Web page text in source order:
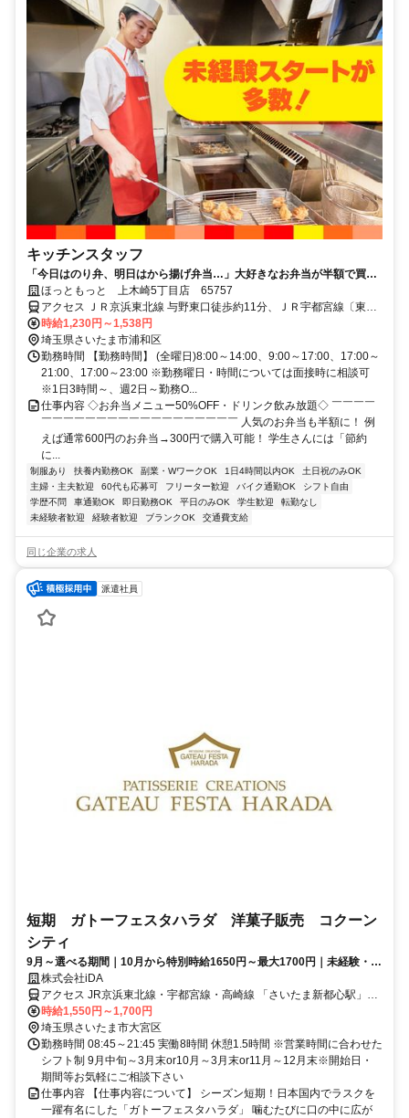
キッチンスタッフ
「今日はのり弁、明日はから揚げ弁当…」大好きなお弁当が半額で買え
るから、今日も働くのが楽しみだ。
ほっともっと 上木崎5丁目店 65757
アクセス ＪＲ京浜東北線 与野東口徒歩約11分、ＪＲ宇都宮線〔東北
本線〕・ＪＲ上野東京ライン さいたま新都心東口徒歩約22分、ＪＲ
京浜東北線 さいたま新都心東口徒歩約22分 JR「与野駅」より徒歩9
分
時給1,230円～1,538円
埼玉県さいたま市浦和区
勤務時間 【勤務時間】 (全曜日)8:00～14:00、9:00～17:00、17:00～
21:00、17:00～23:00 ※勤務曜日・時間については面接時に相談可
※1日3時間～、週2日～勤務O...
仕事内容 ◇お弁当メニュー50%OFF・ドリンク飲み放題◇ ￣￣￣￣
￣￣￣￣￣￣￣￣￣￣￣￣￣￣￣￣￣￣ 人気のお弁当も半額に！ 例
えば通常600円のお弁当→300円で購入可能！ 学生さんには「節約
に...
制服あり 扶養内勤務OK 副業・WワークOK 1日4時間以内OK
土日祝のみOK
主婦・主夫歓迎
60代も応募可 フリーター歓迎 バイク通勤OK
シフト自由
学歴不問
車通勤OK 即日勤務OK 平日のみOK 学生歓迎
転勤なし
未経験者歓迎
経験者歓迎 ブランクOK 交通費支給
同じ企業の求人
派遣社員
短期 ガトーフェスタハラダ 洋菓子販売 コクーン
シティ
9月～選べる期間｜10月から特別時給1650円～最大1700円｜未経験・週
4OK株式会社iDA
アクセス JR京浜東北線・宇都宮線・高崎線 「さいたま新都心駅」下
車 東口すぐ
時給1,550円～1,700円
埼玉県さいたま市大宮区
勤務時間 08:45～21:45 実働8時間 休憩1.5時間 ※営業時間に合わせた
シフト制 9月中旬～3月末or10月～3月末or11月～12月末※開始日・
期間等お気軽にご相談下さい
仕事内容 【仕事内容について】 シーズン短期！日本国内でラスクを
一躍有名にした「ガトーフェスタハラダ」 噛むたびに口の中に広が